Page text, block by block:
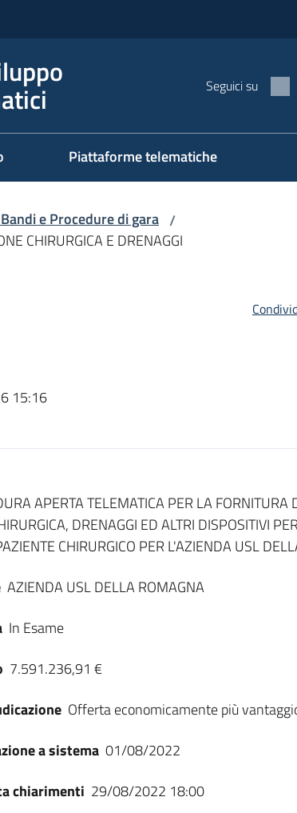
Seguici su
Piattaforme telematiche
e Procedure di gara /
CHIRURGICA E DRENAGGI
15:16
APERTA TELEMATICA PER LA FORNITURA
DRENAGGI ED ALTRI DISPOSITIVI
CHIRURGICO PER L'AZIENDA USL
AZIENDA USL DELLA ROMAGNA
In Esame
7.591.236,91 €
Offerta economicamente più
a sistema 01/08/2022
chiarimenti 29/08/2022 18:00